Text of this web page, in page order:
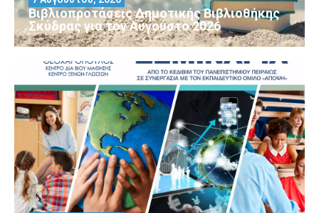
Βιβλιοπροτάσεις Δημοτικής Βιβλιοθήκης
Σκύδρας για τον Αύγούστο 2026